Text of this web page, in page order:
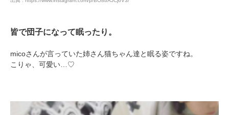
皆で団子になって眠ったり。
micoさんが言っていた姉さん猫ちゃん達と眠る姿ですね。
こりゃ、可愛い…♡